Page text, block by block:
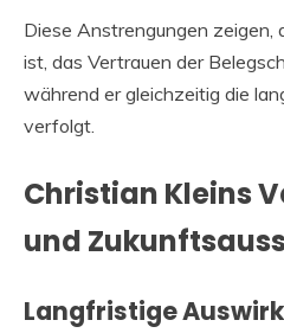
Diese Anstrengungen zeigen,
ist, das Vertrauen der
während er gleichzeitig die
verfolgt.
Christian Kleins
und
Langfristige